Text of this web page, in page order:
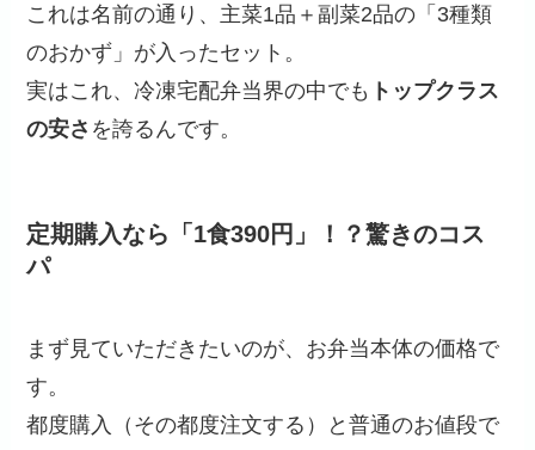
これは名前の通り、主菜1品＋副菜2品の「3種類
のおかず」が入ったセット。
実はこれ、冷凍宅配弁当界の中でも トップクラス
の安さ を誇るんです。
定期購入なら「1食390円」！？驚きのコス
パ
まず見ていただきたいのが、お弁当本体の価格で
す。
都度購入（その都度注文する）と普通のお値段で